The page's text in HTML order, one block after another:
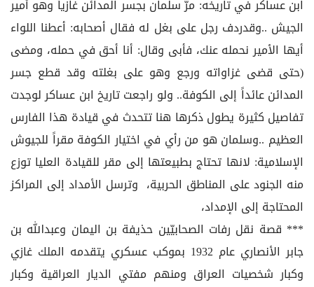
ابن عساكر في تاريخه: مرّ سلمان بجسر المدائن غازياً وهو أمير
الجيش ..وقدردف رجل على بغل له فقال أصحابه: أعطنا اللواء
أيها الأمير نحمله عنك، فأبى وقال: أنا أحق في حمله، ومضى
(حتى قضى غزاواته ورجع وهو على بغلته وقد قطع جسر
المدائن عائداً إلى الكوفة.. ولو راجعت تاريخ ابن عساكر لوجدت
تفاصيل كثيرة يطول ذكرها هنا تتحدث في قيادة هذا الفارس
العظيم ..وسلمان هو من رأي في اختيار الكوفة مقراً للجيوش
الإسلامية: لانها تحتاج بطبيعتها إلى مقر للقيادة العليا توزع
منه الجنود على المناطق الحربية، وترسل الأمداد إلى المراكز
المحتاجة إلى الإمداد،
*** قصة نقل رفات الصحابيّين حذيفة بن اليمان وعبدالله بن
جابر الأنصاري عام 1932 بموكب عسكري يتقدمه الملك غازي
وكبار شخصيات العراق ومنهم مفتي الديار العراقية وكبار